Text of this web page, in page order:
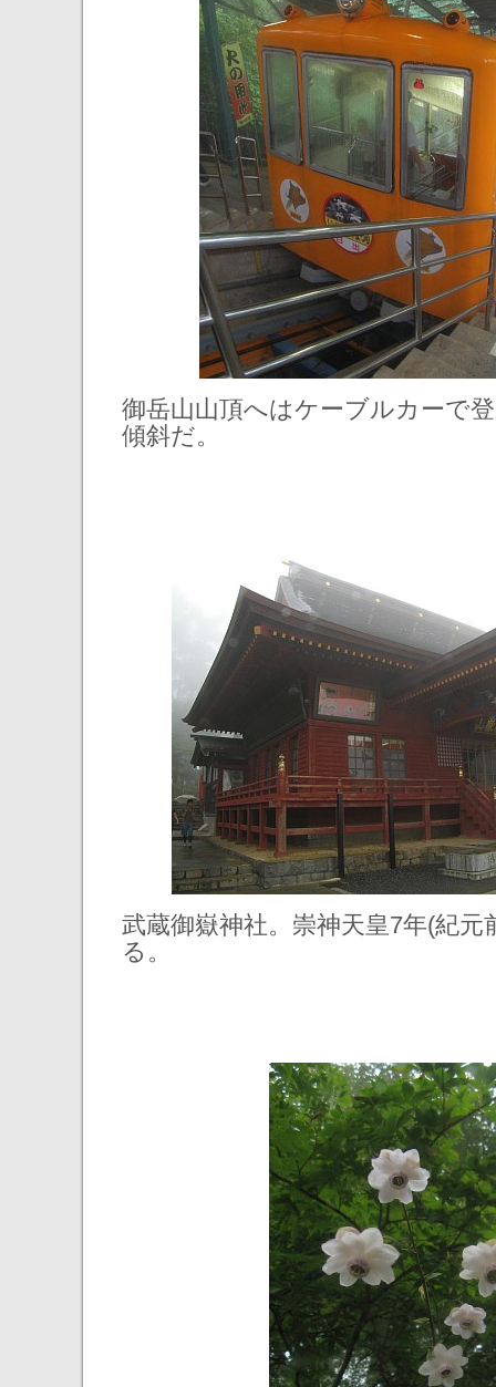
御岳山山頂へはケーブルカーで
傾斜だ。
武蔵御嶽神社。崇神天皇7年(紀
る。